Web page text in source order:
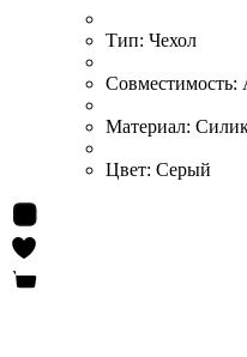
Тип: Чехол
Совместимость:
Материал:
Цвет: Серый